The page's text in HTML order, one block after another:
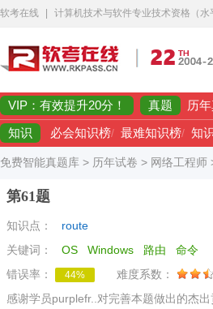
软考在线 计算机技术与软件专业技术资格（水
VIP：有效提升20分！ 真题 历
知识 必会知识榜/ 最难知识榜/ 知
免费智能真题库 > 历年试卷 > 网络工程师
第61题
知识点：
route
关键词：
OS Windows 路由 命令
错误率：
44%
难度系数：
感谢学员purplefr..对完善本题做出的杰出